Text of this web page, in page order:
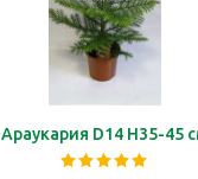
Араукария D14 H35-45